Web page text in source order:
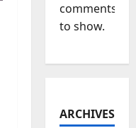
comments
to show.
ARCHIVES